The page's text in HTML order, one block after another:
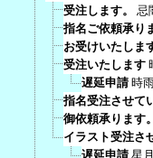
受注します。
忌
指名ご依頼承り
お受けいたしま
受注いたします
遅延申請 時
指名受注させて
御依頼承ります。
イラスト受注さ
遅延申請 星